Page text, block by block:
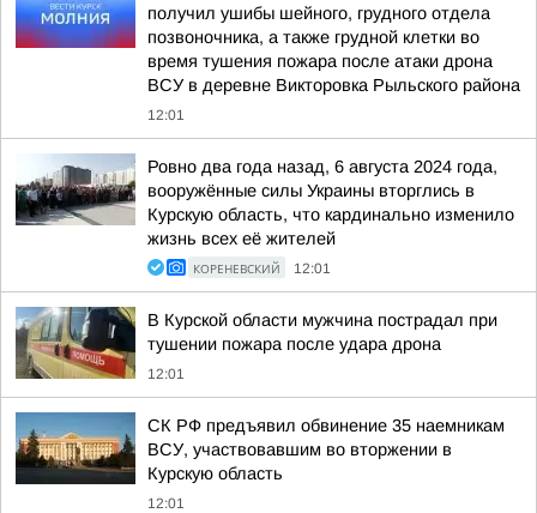
получил ушибы шейного, грудного отдела
позвоночника, а также грудной клетки во
время тушения пожара после атаки дрона
ВСУ в деревне Викторовка Рыльского района
12:01
Ровно два года назад, 6 августа 2024 года,
вооружённые силы Украины вторглись в
Курскую область, что кардинально изменило
жизнь всех её жителей
КОРЕНЕВСКИЙ 12:01
В Курской области мужчина пострадал при
тушении пожара после удара дрона
12:01
СК РФ предъявил обвинение 35 наемникам
ВСУ, участвовавшим во вторжении в
Курскую область
12:01